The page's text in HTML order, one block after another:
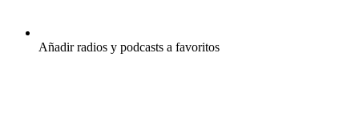
Añadir radios y podcasts a favoritos